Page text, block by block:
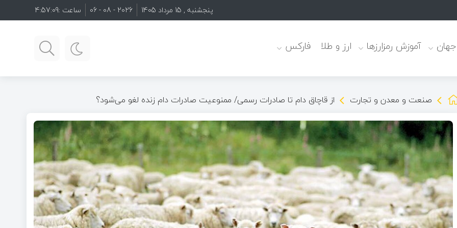
پنجشنبه , 15 مرداد 1405 2026 - 08 - 06 ساعت :4:57:10
جهان آموزش رمزارزها ارز و طلا فارکس
صنعت و معدن و تجارت از قاچاق دام تا صادرات رسمی/ ممنوعیت صادرات دام زنده لغو می‌شود؟